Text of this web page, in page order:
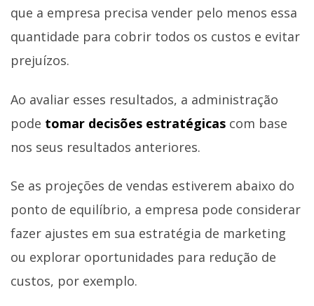
que a empresa precisa vender pelo menos essa
quantidade para cobrir todos os custos e evitar
prejuízos.
Ao avaliar esses resultados, a administração
pode tomar decisões estratégicas com base
nos seus resultados anteriores.
Se as projeções de vendas estiverem abaixo do
ponto de equilíbrio, a empresa pode considerar
fazer ajustes em sua estratégia de marketing
ou explorar oportunidades para redução de
custos, por exemplo.